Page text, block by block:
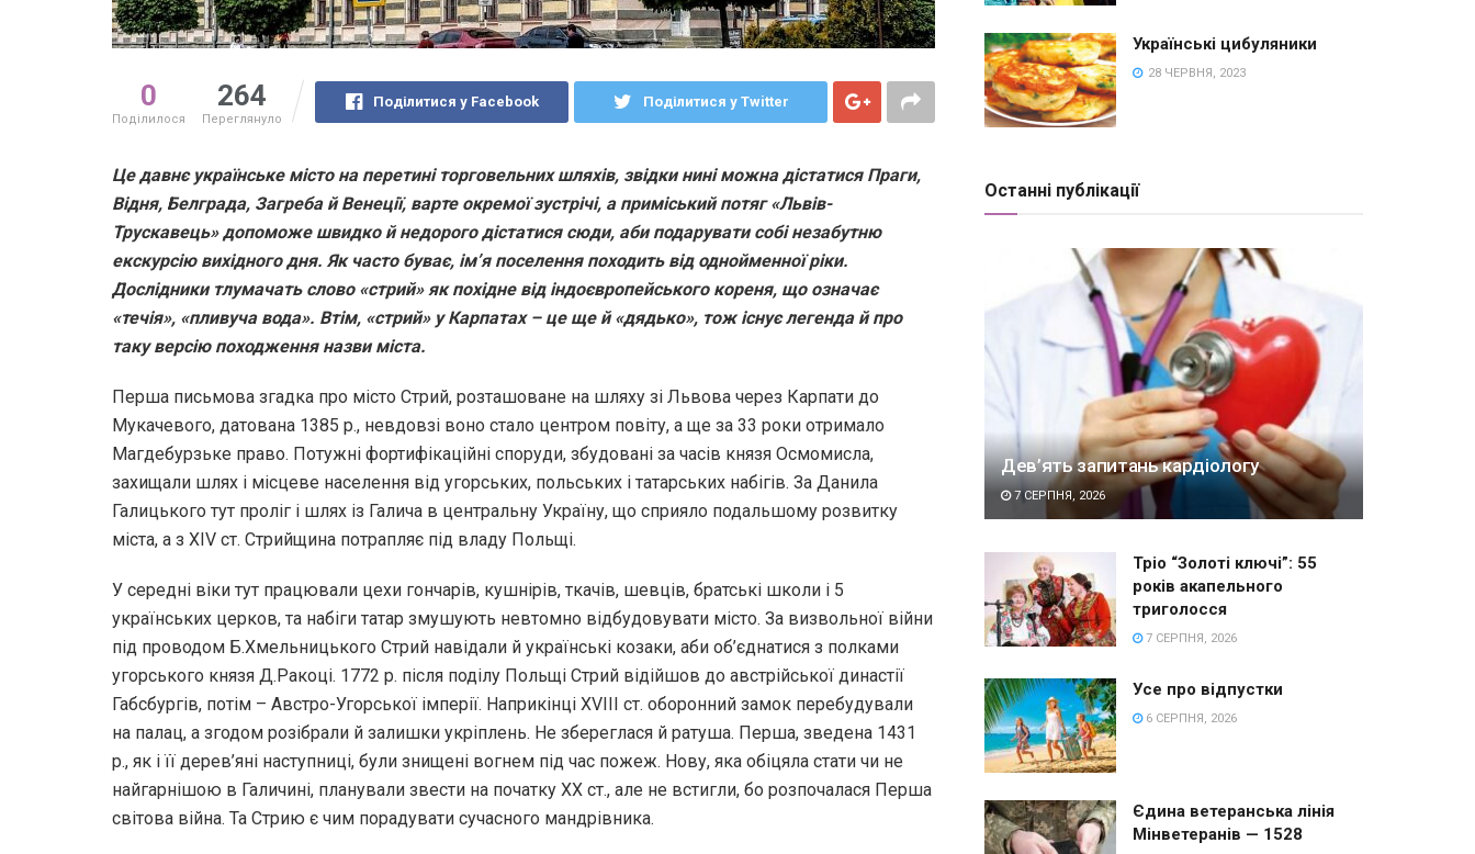
0
Поділилося
264
Переглянуло
Поділитися у Facebook Поділитися у Twitter
Це давнє українське місто на перетині торговельних шляхів, звідки нині можна дістатися Праги,
Відня, Белграда, Загреба й Венеції, варте окремої зустрічі, а приміський потяг «Львів-
Трускавець» допоможе швидко й недорого дістатися сюди, аби подарувати собі незабутню
екскурсію вихідного дня. Як часто буває, ім’я поселення походить від однойменної ріки.
Дослідники тлумачать слово «стрий» як похідне від індоєвропейського кореня, що означає
«течія», «пливуча вода». Втім, «стрий» у Карпатах – це ще й «дядько», тож існує легенда й про
таку версію походження назви міста.
Перша письмова згадка про місто Стрий, розташоване на шляху зі Львова через Карпати до
Мукачевого, датована 1385 р., невдовзі воно стало центром повіту, а ще за 33 роки отримало
Магдебурзьке право. Потужні фортифікаційні споруди, збудовані за часів князя Осмомисла,
захищали шлях і місцеве населення від угорських, польських і татарських набігів. За Данила
Галицького тут проліг і шлях із Галича в центральну Україну, що сприяло подальшому розвитку
міста, а з ХІV ст. Стрийщина потрапляє під владу Польщі.
У середні віки тут працювали цехи гончарів, кушнірів, ткачів, шевців, братські школи і 5
українських церков, та набіги татар змушують невтомно відбудовувати місто. За визвольної війни
під проводом Б.Хмельницького Стрий навідали й українські козаки, аби об’єднатися з полками
угорського князя Д.Ракоці. 1772 р. після поділу Польщі Стрий відійшов до австрійської династії
Габсбургів, потім – Австро-Угорської імперії. Наприкінці XVIII cт. оборонний замок перебудували
на палац, а згодом розібрали й залишки укріплень. Не збереглася й ратуша. Перша, зведена 1431
р., як і її дерев’яні наступниці, були знищені вогнем під час пожеж. Нову, яка обіцяла стати чи не
найгарнішою в Галичині, планували звести на початку ХХ ст., але не встигли, бо розпочалася Перша
світова війна. Та Стрию є чим порадувати сучасного мандрівника.
Українські цибуляники
28 ЧЕРВНЯ, 2023
Останні публікації
Дев’ять запитань кардіологу
7 СЕРПНЯ, 2026
Тріо “Золоті ключі”: 55
років акапельного
триголосся
7 СЕРПНЯ, 2026
Усе про відпустки
6 СЕРПНЯ, 2026
Єдина ветеранська лінія
Мінветеранів — 1528